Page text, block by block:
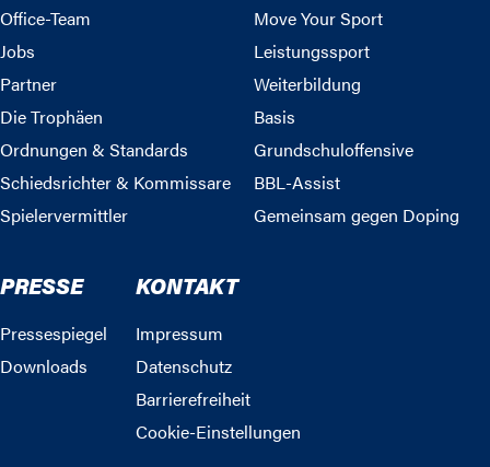
Office-Team
Jobs
Partner
Die Trophäen
Ordnungen & Standards
Schiedsrichter & Kommissare
Spielervermittler
Move Your Sport
Leistungssport
Weiterbildung
Basis
Grundschuloffensive
BBL-Assist
Gemeinsam gegen Doping
PRESSE
Pressespiegel
Downloads
KONTAKT
Impressum
Datenschutz
Barrierefreiheit
Cookie-Einstellungen